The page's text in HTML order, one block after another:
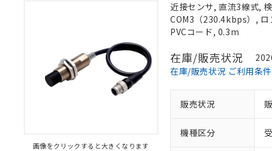
画像をクリックすると大きくなります
近接センサ, 直流3線式,
COM3（230.4kbps）, ロ
PVCコード, 0.3m
在庫/販売状況
在庫/販売状況 ご利用条件
販売状況
機種区分